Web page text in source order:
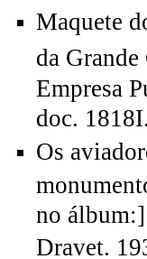
Maquete
da Grande
Empresa
doc. 1818I.
Os
no
Dravet.